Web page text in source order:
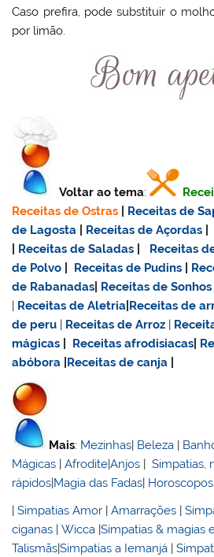
Caso prefira, pode substituir o
por limão.
Voltar ao tema:
Receitas de Ostras
Receitas de
de Lagosta
Receitas de Açordas
Receitas de Saladas Receitas
de Polvo
Receitas de Pudins
de Rabanadas
Receitas de Sonhos
Receitas de Aletria Receitas de
de peru Receitas de Arroz
mágicas
Receitas afrodisiacas
abóbora
Receitas de canja
Mais: Mezinhas| Beleza |
Mágicas |Afrodite|Anjos |Simpatias,
rápidos|Magia das Fadas| Horoscopos
|Simpatias Amor |Amarrações |
ciganas |Wicca |Simpatias & magias
Talismãs|Simpatias a Iemanjá |